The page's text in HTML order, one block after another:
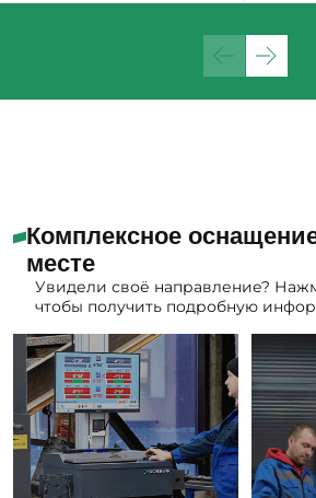
Комплексное
месте
Увидели своё направление?
чтобы получить подробную